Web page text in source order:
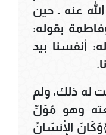
عنه ـ حين
بقوله:
أنفسنا بيد
له ذلك، ولم
وهو مُوَلِّ
الْإِنسَانُ